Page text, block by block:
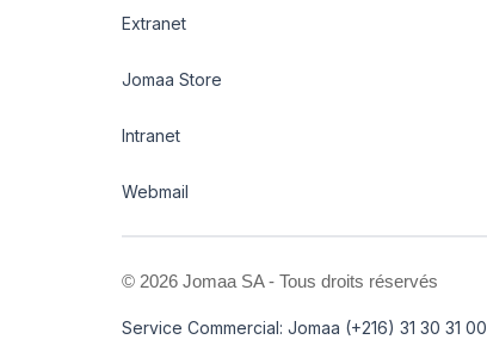
Extranet
Jomaa Store
Intranet
Webmail
© 2026 Jomaa SA - Tous droits réservés
Service Commercial: Jomaa (+216) 31 30 31 00